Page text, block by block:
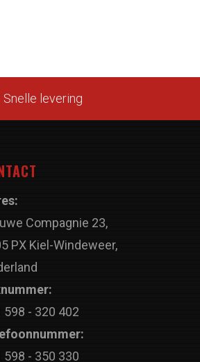
Snelle levering
Compagnie 23,
PX Kiel-Windeweer,
598 - 320 402
598 - 350 330